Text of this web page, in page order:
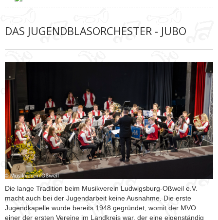
DAS JUGENDBLASORCHESTER - JUBO
Die lange Tradition beim Musikverein Ludwigsburg-Oßweil e.V.
macht auch bei der Jugendarbeit keine Ausnahme. Die erste
Jugendkapelle wurde bereits 1948 gegründet, womit der MVO
einer der ersten Vereine im Landkreis war, der eine eigenständig